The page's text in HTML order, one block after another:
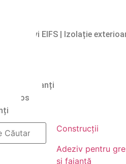
buni aditivi EIFS | Izolație
autonivelanți
ipsos
Construcții
Adeziv pentru
și faianță
fabricație
în domeniul serviciilor